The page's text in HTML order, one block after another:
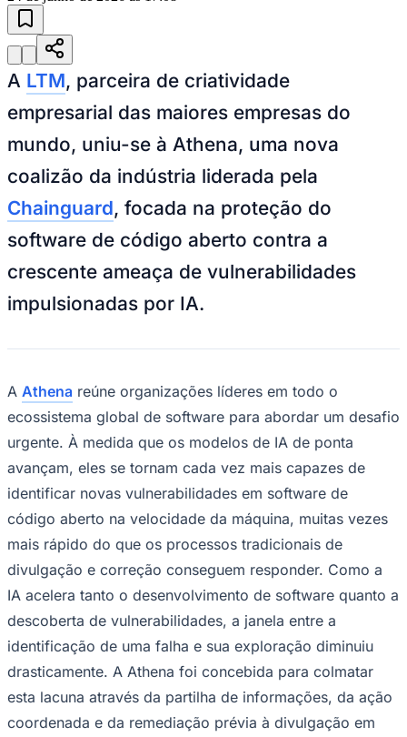
Vitória
A LTM, parceira de criatividade
empresarial das maiores empresas do
mundo, uniu-se à Athena, uma nova
coalizão da indústria liderada pela
Chainguard, focada na proteção do
software de código aberto contra a
crescente ameaça de vulnerabilidades
impulsionadas por IA.
A Athena reúne organizações líderes em todo o
ecossistema global de software para abordar um desafio
urgente. À medida que os modelos de IA de ponta
avançam, eles se tornam cada vez mais capazes de
identificar novas vulnerabilidades em software de
código aberto na velocidade da máquina, muitas vezes
mais rápido do que os processos tradicionais de
divulgação e correção conseguem responder. Como a
IA acelera tanto o desenvolvimento de software quanto a
descoberta de vulnerabilidades, a janela entre a
identificação de uma falha e sua exploração diminuiu
drasticamente. A Athena foi concebida para colmatar
esta lacuna através da partilha de informações, da ação
coordenada e da remediação prévia à divulgação em